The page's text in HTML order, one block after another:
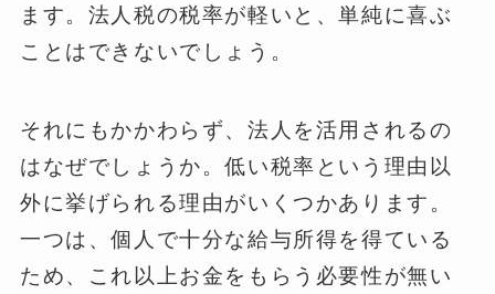
ます。法人税の税率が軽いと、単純に喜ぶ
ことはできないでしょう。
それにもかかわらず、法人を活用されるの
はなぜでしょうか。低い税率という理由以
外に挙げられる理由がいくつかあります。
一つは、個人で十分な給与所得を得ている
ため、これ以上お金をもらう必要性が無い